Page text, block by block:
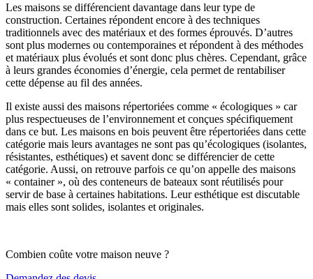
Les maisons se différencient davantage dans leur type de
construction. Certaines répondent encore à des techniques
traditionnels avec des matériaux et des formes éprouvés. D’autres
sont plus modernes ou contemporaines et répondent à des méthodes
et matériaux plus évolués et sont donc plus chères. Cependant, grâce
à leurs grandes économies d’énergie, cela permet de rentabiliser
cette dépense au fil des années.
Il existe aussi des maisons répertoriées comme « écologiques » car
plus respectueuses de l’environnement et conçues spécifiquement
dans ce but. Les maisons en bois peuvent être répertoriées dans cette
catégorie mais leurs avantages ne sont pas qu’écologiques (isolantes,
résistantes, esthétiques) et savent donc se différencier de cette
catégorie. Aussi, on retrouve parfois ce qu’on appelle des maisons
« container », où des conteneurs de bateaux sont réutilisés pour
servir de base à certaines habitations. Leur esthétique est discutable
mais elles sont solides, isolantes et originales.
Combien coûte votre maison neuve ?